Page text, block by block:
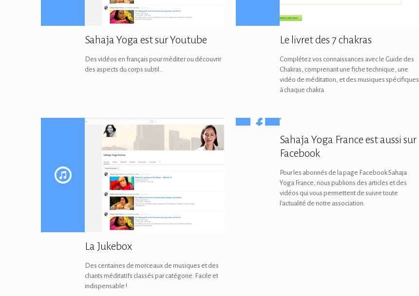
Sahaja Yoga est sur Youtube
Des vidéos en français pour méditer ou découvrir
des aspects du corps subtil...
Le livret des 7 chakras
Complétez vos connaissances avec le Guide des
Chakras, comprenant une fiche technique, une
vidéo de méditation, et des musiques spécifiques
à chaque chakra.
La Jukebox
Des centaines de morceaux de musiques et des
chants méditatifs classés par catégorie. Facile et
indispensable !
Sahaja Yoga France est aussi sur
Facebook
Pour les abonnés de la page Facebook Sahaja
Yoga France, nous publions des articles et des
vidéos qui vous permettent de suivre toute
l'actualité de notre association.